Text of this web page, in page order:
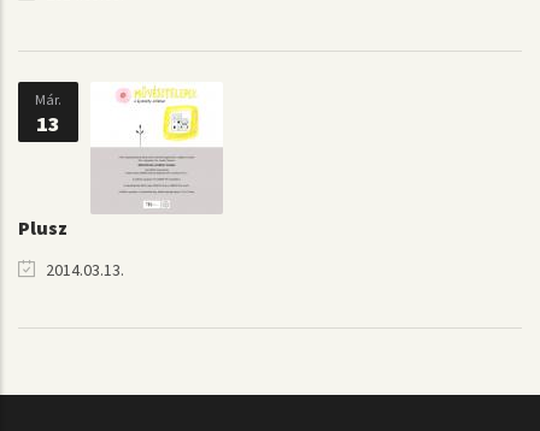
Már.
13
Plusz
2014.03.13.